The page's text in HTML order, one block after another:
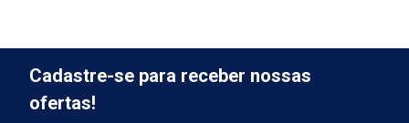
Cadastre-se para receber nossas
ofertas!